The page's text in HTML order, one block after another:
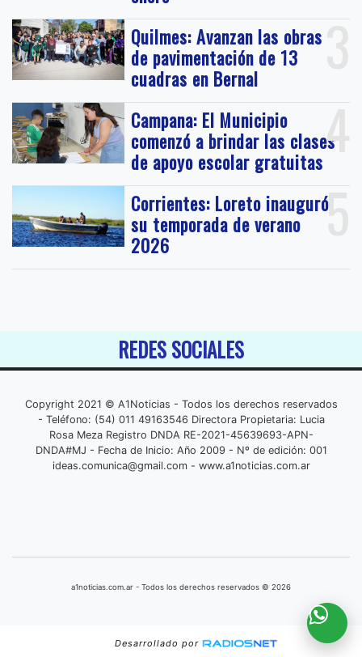
3
Quilmes: Avanzan las obras
de pavimentación de 13
cuadras en Bernal
4
Campana: El Municipio
comenzó a brindar las clases
de apoyo escolar gratuitas
5
Corrientes: Loreto inauguró
su temporada de verano
2026
REDES SOCIALES
Copyright 2021 © A1Noticias - Todos los derechos reservados
- Teléfono: (54) 011 49163546 Directora Propietaria: Lucia
Rosa Meza Registro DNDA RE-2021-45639693-APN-
DNDA#MJ - Fecha de Inicio: Año 2009 - Nº de edición: 001
ideas.comunica@gmail.com- www.a1noticias.com.ar
a1noticias.com.ar - Todos los derechos reservados © 2026
Desarrollado por